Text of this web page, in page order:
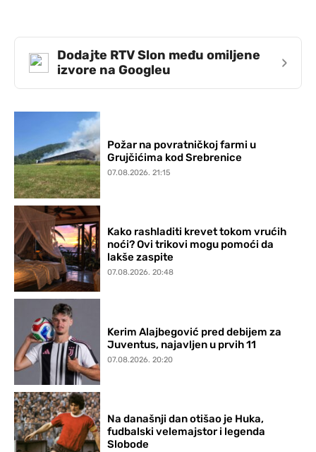
Dodajte RTV Slon među omiljene
izvore na Googleu
›
Požar na povratničkoj farmi u
Grujčićima kod Srebrenice
07.08.2026. 21:15
Kako rashladiti krevet tokom vrućih
noći? Ovi trikovi mogu pomoći da
lakše zaspite
07.08.2026. 20:48
Kerim Alajbegović pred debijem za
Juventus, najavljen u prvih 11
07.08.2026. 20:20
Na današnji dan otišao je Huka,
fudbalski velemajstor i legenda
Slobode